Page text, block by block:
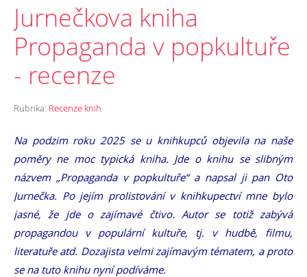
Jurnečkova kniha
Propaganda v popkultuře
- recenze
Rubrika: Recenze knih
Na podzim roku 2025 se u knihkupců objevila na naše
poměry ne moc typická kniha. Jde o knihu se slibným
názvem „Propaganda v popkultuře“ a napsal ji pan Oto
Jurnečka. Po jejím prolistování v knihkupectví mne bylo
jasné, že jde o zajímavé čtivo. Autor se totiž zabývá
propagandou v populární kultuře, tj. v hudbě, filmu,
literatuře atd. Dozajista velmi zajímavým tématem, a proto
se na tuto knihu nyní podíváme.